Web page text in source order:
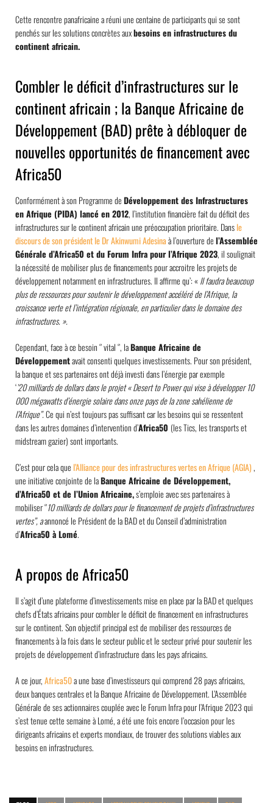
Cette rencontre panafricaine a réuni une centaine de participants qui se sont
penchés sur les solutions concrètes auxbesoins en infrastructures du
continent africain.
Combler le déficit d’infrastructures sur le
continent africain ; la Banque Africaine de
Développement (BAD) prête à débloquer de
nouvelles opportunités de financement avec
Africa50
Conformément à son Programme deDéveloppement des Infrastructures
en Afrique (PIDA) lancé en 2012, l’institution financière fait du déficit des
infrastructures sur le continent africain une préoccupation prioritaire. Dansle
discours de son président le Dr Akinwumi Adesinaà l’ouverture del’Assemblée
Générale d’Africa50 et du Forum Infra pour l’Afrique 2023, il soulignait
la nécessité de mobiliser plus de financements pour accroitre les projets de
développement notamment en infrastructures. Il affirme qu’: « Il faudra beaucoup
plus de ressources pour soutenir le développement accéléré de l’Afrique, la
croissance verte et l’intégration régionale, en particulier dans le domaine des
infrastructures. ».
Cependant, face à ce besoin ‘’ vital ‘’, laBanque Africaine de
Développementavait consenti quelques investissements. Pour son président,
la banque et ses partenaires ont déjà investi dans l’énergie par exemple
‘’20 milliards de dollars dans le projet « Desert to Power qui vise à développer 10
000 mégawatts d’énergie solaire dans onze pays de la zone sahélienne de
l’Afrique’’.Ce qui n’est toujours pas suffisant car les besoins qui se ressentent
dans les autres domaines d’intervention d’Africa50 (les Tics, les transports et
midstream gazier) sont importants.
C’est pour cela que l’Alliance pour des infrastructures vertes en Afrique (AGIA),
une initiative conjointe de laBanque Africaine de Développement,
d’Africa50 et de l’Union Africaine,s’emploie avec ses partenaires à
mobiliser ‘’10 milliards de dollars pour le financement de projets d’infrastructures
vertes’’, aannoncé le Président de la BAD et du Conseil d’administration
d’Africa50 à Lomé.
A propos de Africa50
Il s’agit d’une plateforme d’investissements mise en place par la BAD et quelques
chefs d’États africains pour combler le déficit de financement en infrastructures
sur le continent. Son objectif principal est de mobiliser des ressources de
financements à la fois dans le secteur public et le secteur privé pour soutenir les
projets de développement d’infrastructure dans les pays africains.
A ce jour,Africa50a une base d’investisseurs qui comprend 28 pays africains,
deux banques centrales et la Banque Africaine de Développement. L’Assemblée
Générale de ses actionnaires couplée avec le Forum Infra pour l’Afrique 2023 qui
s’est tenue cette semaine à Lomé, a été une fois encore l’occasion pour les
dirigeants africains et experts mondiaux, de trouver des solutions viables aux
besoins en infrastructures.